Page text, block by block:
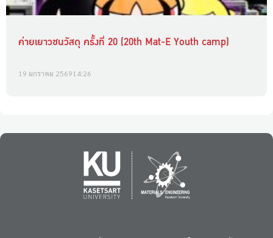
ค่ายเยาวชนวัสดุ ครั้งที่ 20 (20th Mat-E Youth camp)
19 มกราคม 256914:26